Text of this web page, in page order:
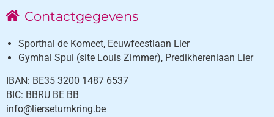
Contactgegevens
Sporthal de Komeet, Eeuwfeestlaan Lier
Gymhal Spui (site Louis Zimmer), Predikherenlaan Lier
IBAN: BE35 3200 1487 6537
BIC: BBRU BE BB
info@lierseturnkring.be